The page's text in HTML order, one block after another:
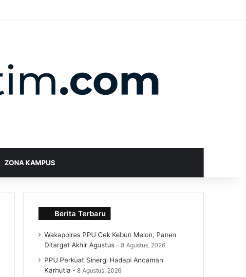
ZONA KAMPUS
Berita Terbaru
Wakapolres PPU Cek Kebun Melon, Panen
Ditarget Akhir Agustus
8 Agustus, 2026
PPU Perkuat Sinergi Hadapi Ancaman
Karhutla
8 Agustus, 2026